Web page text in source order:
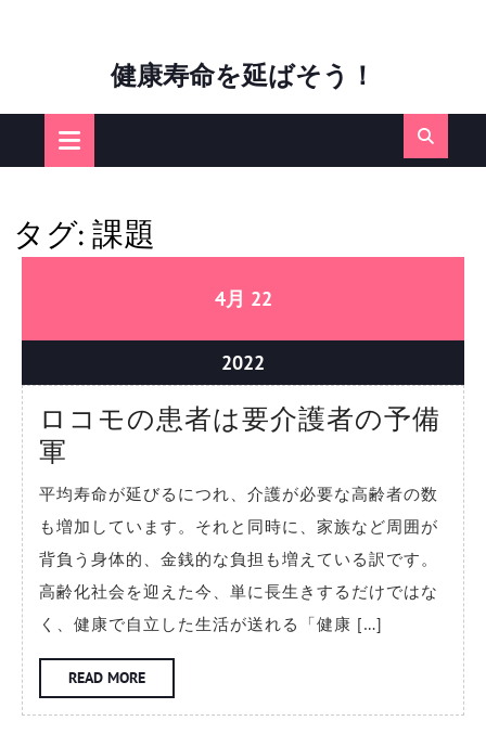
健康寿命を延ばそう！
タグ: 課題
4月 2022
4
月
22
222022
月
22
2022
年
4
日
(金)
ロコモの患者は要介護者の予備
軍
コ
モ
の
患
者
要
介
平均寿命が延びるにつれ、介護が必要な高齢者の数
も増加しています。それと同時に、家族など周囲が
背負う身体的、金銭的な負担も増えている訳です。
高齢化社会を迎えた今、単に長生きするだけではな
く、健康で自立した生活が送れる「健康 […]
READ MOREREAD
MORE